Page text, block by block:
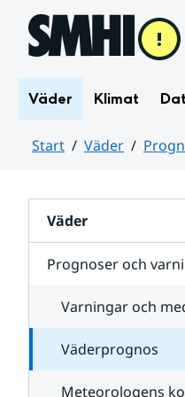
Hoppa till sidans innehåll
Väder Klimat
Start Väder
Väder
Prognoser och
Varningar och
Väderprognos
Meteorologens